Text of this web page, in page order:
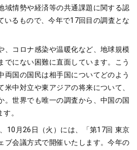
域情勢や経済等の共通課題に関する認
いるもので、今年で17回目の調査とな
コロナ感染や温暖化など、地球規模
でにない困難に直面しています。こう
両国の国民は相手国についてどのよう
米中対立や東アジアの将来について、
。世界でも唯一の調査から、中国の国
。
10月26日（火）には、「第17回 東京
ブ会議方式で開催いたします。今年の